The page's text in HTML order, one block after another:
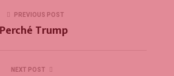
PREVIOUS POST
Perché Trump
NEXT POST